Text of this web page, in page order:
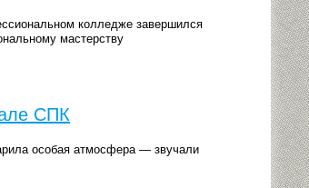
колледже завершился
мастерству
СПК
особая атмосфера — звучали